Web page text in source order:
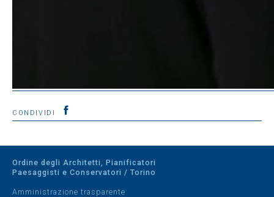
CONDIVIDI
Ordine degli Architetti, Pianificatori
Paesaggisti e Conservatori / Torino
Amministrazione trasparente